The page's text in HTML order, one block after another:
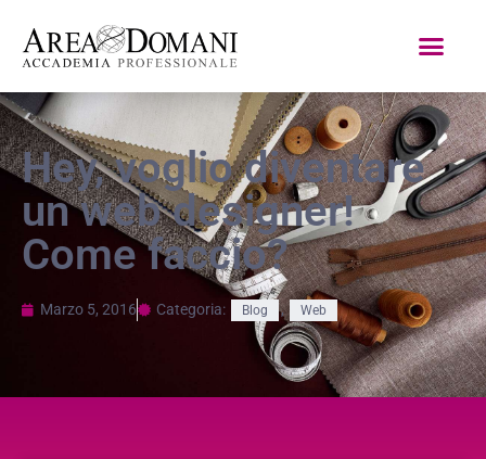
Hey, voglio diventare
un web designer!
Come faccio?
Marzo 5, 2016 Categoria: Blog , Web